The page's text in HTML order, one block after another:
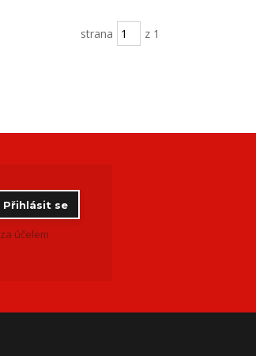
strana z 1
Přihlásit se
za účelem